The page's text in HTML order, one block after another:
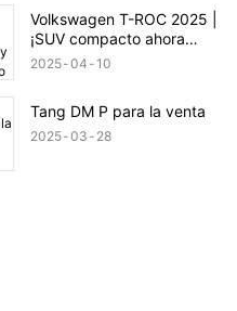
Volkswagen T-ROC 2025 |
¡SUV compacto ahora
disponible! | Enviar y
2025 04 10
Tang DM P para la venta
2025 03 28